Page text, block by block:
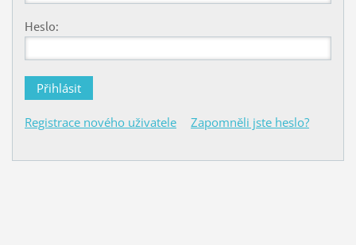
Heslo:
Registrace nového uživatele Zapomněli jste heslo?